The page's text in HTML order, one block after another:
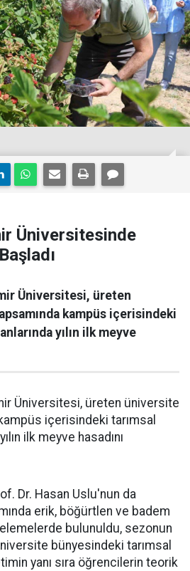
Üniversitesinde
Üniversitesi, üreten
kampüs içerisindeki
yılın ilk meyve
Üniversitesi, üreten üniversite
içerisindeki tarımsal
ilk meyve hasadını
Dr. Hasan Uslu'nun da
erik, böğürtlen ve badem
bulunuldu, sezonun
bünyesindeki tarımsal
yanı sıra öğrencilerin teorik